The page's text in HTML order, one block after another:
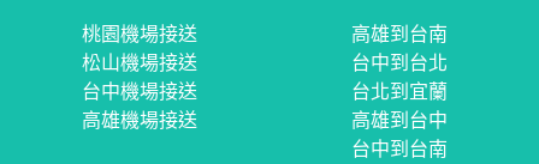
桃園機場接送
松山機場接送
台中機場接送
高雄機場接送
高雄到台南
台中到台北
台北到宜蘭
高雄到台中
台中到台南